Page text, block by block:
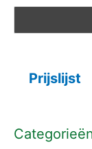
Prijslijst